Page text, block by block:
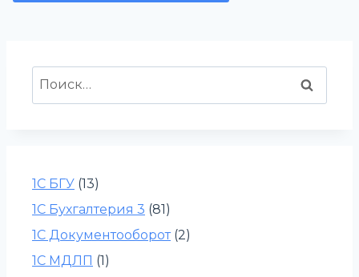
Найти:
1С БГУ (13)
1С Бухгалтерия 3 (81)
1С Документооборот(2)
1С МДЛП (1)